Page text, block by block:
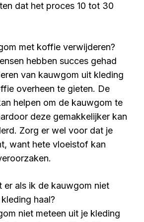
dat het proces 10 tot 30
met koffie verwijderen?
hebben succes gehad
van kauwgom uit kleding
overheen te gieten. De
helpen om de kauwgom te
deze gemakkelijker kan
Zorg er wel voor dat je
want hete vloeistof kan
er als ik de kauwgom niet
haal?
niet meteen uit je kleding